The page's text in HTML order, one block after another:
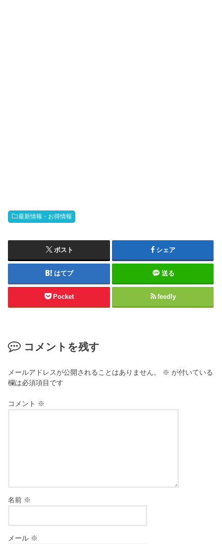
最新情報・お得情報
ポスト シェア
はてブ 送る
Pocket feedly
コメントを残す
メールアドレスが公開されることはありません。 ※ が付いている
欄は必須項目です
コメント ※
名前 ※
メール ※